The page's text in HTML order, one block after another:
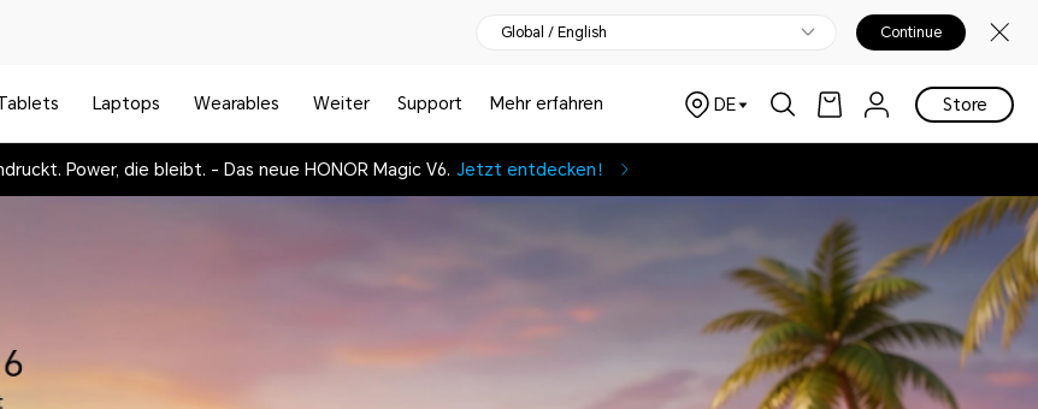
Global / English Continue
Laptops Wearables Weiter Support Mehr erfahren DE Store
Power, die bleibt. - Das neue HONOR Magic V6. Jetzt entdecken！